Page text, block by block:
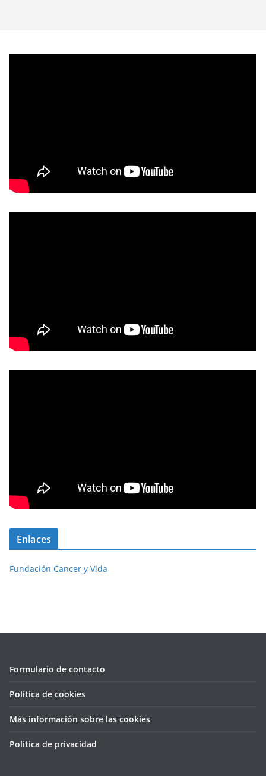
Enlaces
Fundación Cancer y Vida
Formulario de contacto
Política de cookies
Más información sobre las cookies
Politica de privacidad